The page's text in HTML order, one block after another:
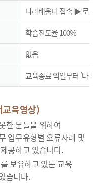
나라배움터 접속 ▶ 로그
학습진도율 100%
없음
교육종료 익일부터 ‘나
육영상)
한 분들을 위하여
업무유형별 오류사례 및
공하고 있습니다.
보유하고 있는 교육
습니다.